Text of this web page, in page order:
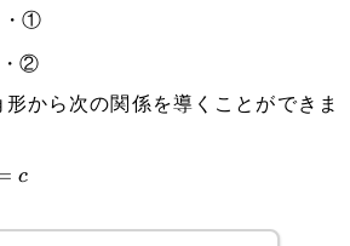
・①
・②
から次の関係を導くことができま
c